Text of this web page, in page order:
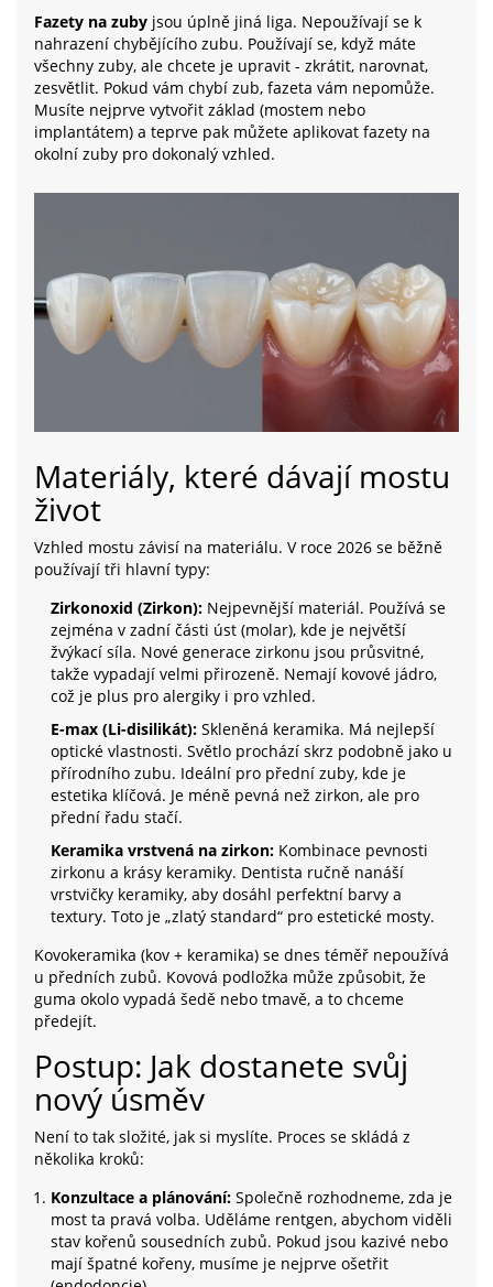
Fazety na zuby jsou úplně jiná liga. Nepoužívají se k
nahrazení chybějícího zubu. Používají se, když máte
všechny zuby, ale chcete je upravit - zkrátit, narovnat,
zesvětlit. Pokud vám chybí zub, fazeta vám nepomůže.
Musíte nejprve vytvořit základ (mostem nebo
implantátem) a teprve pak můžete aplikovat fazety na
okolní zuby pro dokonalý vzhled.
Materiály, které dávají mostu
život
Vzhled mostu závisí na materiálu. V roce 2026 se běžně
používají tři hlavní typy:
Zirkonoxid (Zirkon): Nejpevnější materiál. Používá se
zejména v zadní části úst (molar), kde je největší
žvýkací síla. Nové generace zirkonu jsou průsvitné,
takže vypadají velmi přirozeně. Nemají kovové jádro,
což je plus pro alergiky i pro vzhled.
E-max (Li-disilikát): Skleněná keramika. Má nejlepší
optické vlastnosti. Světlo prochází skrz podobně jako u
přírodního zubu. Ideální pro přední zuby, kde je
estetika klíčová. Je méně pevná než zirkon, ale pro
přední řadu stačí.
Keramika vrstvená na zirkon: Kombinace pevnosti
zirkonu a krásy keramiky. Dentista ručně nanáší
vrstvičky keramiky, aby dosáhl perfektní barvy a
textury. Toto je „zlatý standard“ pro estetické mosty.
Kovokeramika (kov + keramika) se dnes téměř nepoužívá
u předních zubů. Kovová podložka může způsobit, že
guma okolo vypadá šedě nebo tmavě, a to chceme
předejít.
Postup: Jak dostanete svůj
nový úsměv
Není to tak složité, jak si myslíte. Proces se skládá z
několika kroků:
Konzultace a plánování: Společně rozhodneme, zda je
most ta pravá volba. Uděláme rentgen, abychom viděli
stav kořenů sousedních zubů. Pokud jsou kazivé nebo
mají špatné kořeny, musíme je nejprve ošetřit